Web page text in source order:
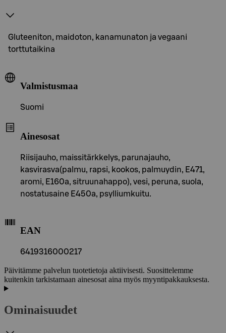
Gluteeniton, maidoton, kanamunaton ja vegaani
torttutaikina
Valmistusmaa
Suomi
Ainesosat
Riisijauho, maissitärkkelys, parunajauho,
kasvirasva(palmu, rapsi, kookos, palmuydin, E471,
aromi, E160a, sitruunahappo), vesi, peruna, suola,
nostatusaine E450a, psylliumkuitu.
EAN
6419316000217
Päivitämme palvelun tuotetietoja aktiivisesti. Suosittelemme
kuitenkin tarkistamaan ainesosat aina myös myyntipakkauksesta.
Ominaisuudet